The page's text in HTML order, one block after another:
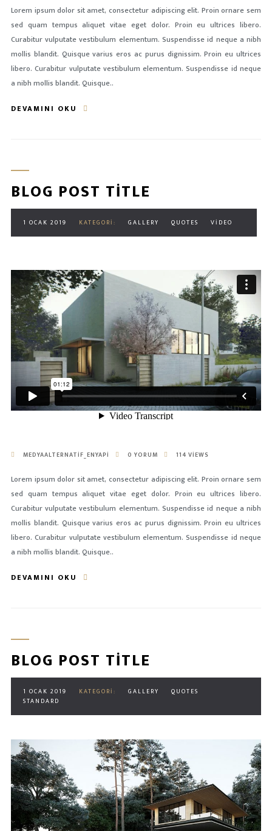
Lorem ipsum dolor sit amet, consectetur adipiscing elit. Proin ornare sem
sed quam tempus aliquet vitae eget dolor. Proin eu ultrices libero.
Curabitur vulputate vestibulum elementum. Suspendisse id neque a nibh
mollis blandit. Quisque varius eros ac purus dignissim. Proin eu ultrices
libero. Curabitur vulputate vestibulum elementum. Suspendisse id neque
a nibh mollis blandit. Quisque..
DEVAMINI OKU
BLOG POST TITLE
1 OCAK 2019 KATEGORI: GALLERY QUOTES VIDEO
MEDYAALTERNATIF_ENYAPI 0 YORUM 114 VIEWS
Lorem ipsum dolor sit amet, consectetur adipiscing elit. Proin ornare sem
sed quam tempus aliquet vitae eget dolor. Proin eu ultrices libero.
Curabitur vulputate vestibulum elementum. Suspendisse id neque a nibh
mollis blandit. Quisque varius eros ac purus dignissim. Proin eu ultrices
libero. Curabitur vulputate vestibulum elementum. Suspendisse id neque
a nibh mollis blandit. Quisque..
DEVAMINI OKU
BLOG POST TITLE
1 OCAK 2019 KATEGORI: GALLERY
QUOTES
STANDARD